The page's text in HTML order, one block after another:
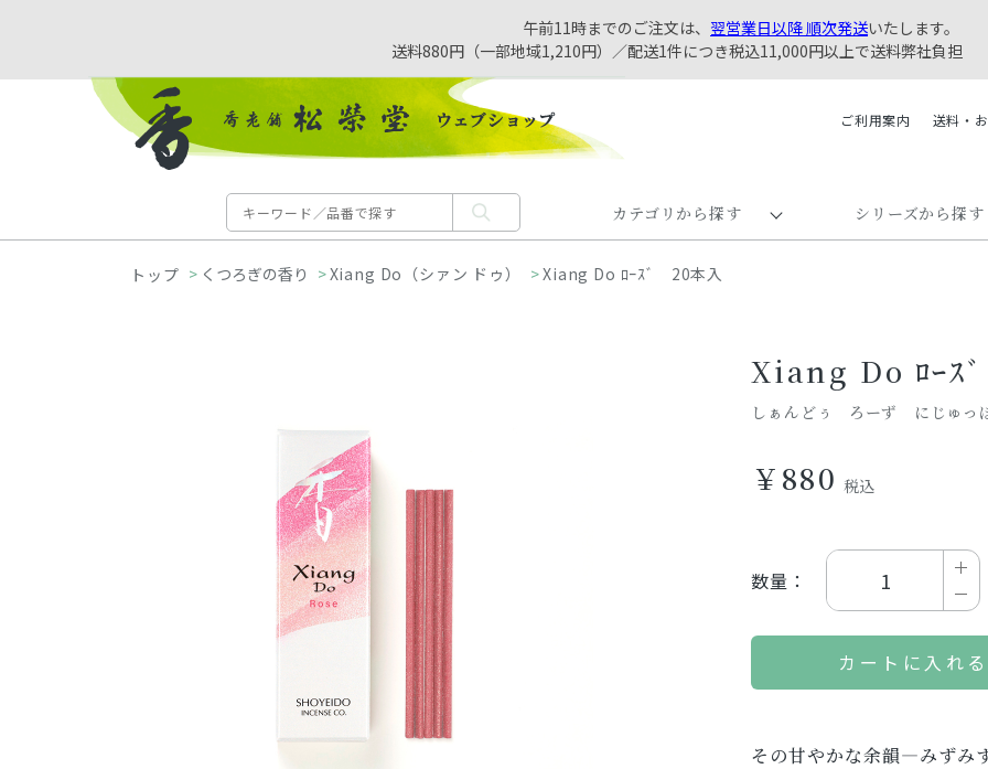
午前11時までのご注文は、 翌営業日以降 順次発送いたします。
送料880円（一部地域1,210円）／配送1件につき税込11,000円以上で送料弊社負担
ご利用案内 送料・
カテゴリから探す シリーズから探す
> くつろぎの香り >Xiang Do（シァン ドゥ） >Xiang Do ﾛｰｽﾞ 20本入
Xiang Do ﾛｰｽ
しぁんどぅ ろーず にじゅっ
￥880
数量：
カートに入れる
その甘やかな余韻―みずみ